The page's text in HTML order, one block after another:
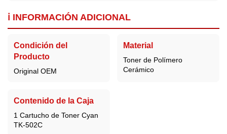
ℹ️ INFORMACIÓN ADICIONAL
Condición del
Producto
Original OEM
Material
Toner de Polímero
Cerámico
Contenido de la Caja
1 Cartucho de Toner Cyan
TK-502C